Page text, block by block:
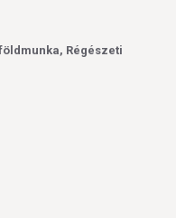
Régészeti